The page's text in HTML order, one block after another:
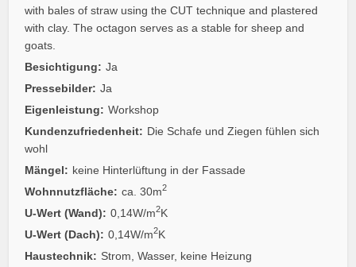
with bales of straw using the CUT technique and plastered
with clay. The octagon serves as a stable for sheep and
goats.
Besichtigung: Ja
Pressebilder: Ja
Eigenleistung: Workshop
Kundenzufriedenheit: Die Schafe und Ziegen fühlen sich
wohl
Mängel: keine Hinterlüftung in der Fassade
Wohnnutzfläche: ca. 30m2
U-Wert (Wand): 0,14W/m2K
U-Wert (Dach): 0,14W/m2K
Haustechnik: Strom, Wasser, keine Heizung